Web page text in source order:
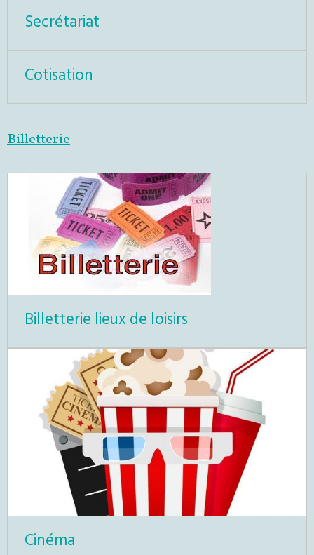
Secrétariat
Cotisation
Billetterie
Billetterie lieux de loisirs
Cinéma